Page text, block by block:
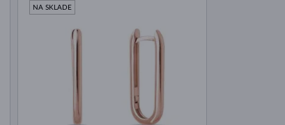
NA SKLADE